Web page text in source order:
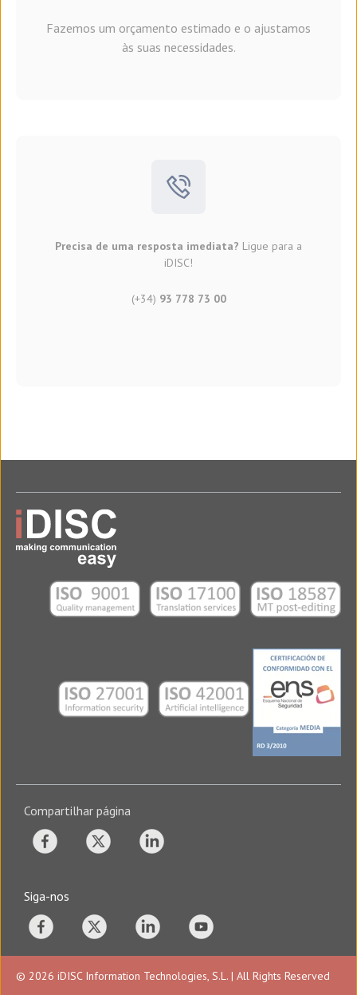
Fazemos um orçamento estimado e o ajustamos
às suas necessidades.
Precisa de uma resposta imediata? Ligue para a
iDISC!
(+34) 93 778 73 00
Compartilhar página
Siga-nos
© 2026 iDISC Information Technologies, S.L. | All Rights Reserved